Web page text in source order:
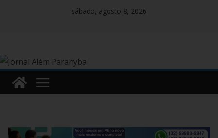
sábado, agosto 8, 2026